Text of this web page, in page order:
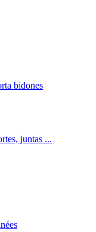
bidones
juntas ...